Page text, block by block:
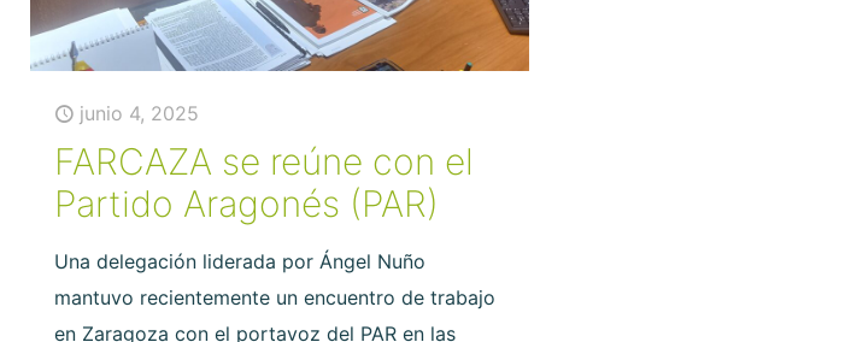
junio 4, 2025
FARCAZA se reúne con el
Partido Aragonés (PAR)
Una delegación liderada por Ángel Nuño
mantuvo recientemente un encuentro de trabajo
en Zaragoza con el portavoz del PAR en las